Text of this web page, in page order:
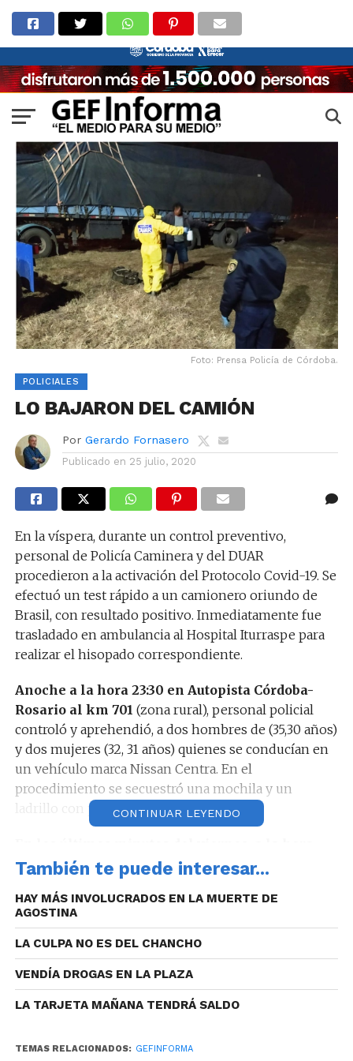
Foto: Prensa Policía de Córdoba.
POLICIALES
LO BAJARON DEL CAMIÓN
Por Gerardo Fornasero
Publicado en 25 julio, 2020
En la víspera, durante un control preventivo,
personal de Policía Caminera y del DUAR
procedieron a la activación del Protocolo Covid-19. Se
efectuó un test rápido a un camionero oriundo de
Brasil, con resultado positivo. Inmediatamente fue
trasladado en ambulancia al Hospital Iturraspe para
realizar el hisopado correspondiente.
Anoche a la hora 23:30 en Autopista Córdoba-
Rosario al km 701 (zona rural), personal policial
controló y aprehendió, a dos hombres de (35,30 años)
y dos mujeres (32, 31 años) quienes se conducían en
un vehículo marca Nissan Centra. En el
procedimiento se secuestró una mochila y un
ladrillo con picadura de marihuana.
23:49 en calle Juan Posse 1700 de barrio Villa
, personal policial logró la aprehensión de
un hombre de 27 años quien momentos antes,
estacionado en la vía pública. En el procedimiento se
secuestró una llave cruz.
CONTINUAR LEYENDO
También te puede interesar...
HAY MÁS INVOLUCRADOS EN LA MUERTE DE
AGOSTINA
LA CULPA NO ES DEL CHANCHO
VENDÍA DROGAS EN LA PLAZA
LA TARJETA MAÑANA TENDRÁ SALDO
TEMAS RELACIONADOS: GEFINFORMA